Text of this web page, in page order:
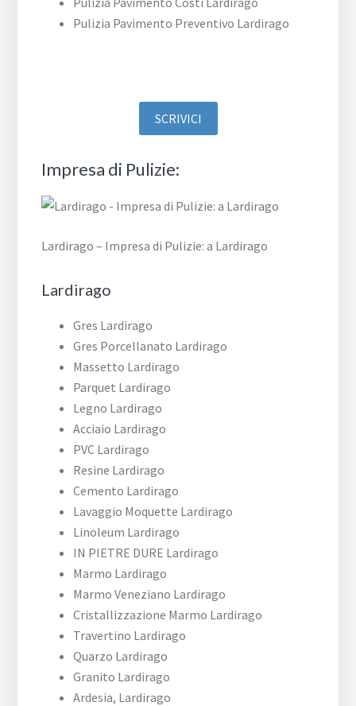
Pulizia Pavimento Preventivo Lardirago
SCRIVICI
Impresa di Pulizie:
Lardirago – Impresa di Pulizie: a Lardirago
Lardirago
Gres Lardirago
Gres Porcellanato Lardirago
Massetto Lardirago
Parquet Lardirago
Legno Lardirago
Acciaio Lardirago
PVC Lardirago
Resine Lardirago
Cemento Lardirago
Lavaggio Moquette Lardirago
Linoleum Lardirago
IN PIETRE DURE Lardirago
Marmo Lardirago
Marmo Veneziano Lardirago
Cristallizzazione Marmo Lardirago
Travertino Lardirago
Quarzo Lardirago
Granito Lardirago
Ardesia, Lardirago